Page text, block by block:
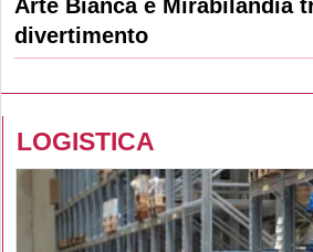
Arte Bianca e Mirabilandia
divertimento
LOGISTICA